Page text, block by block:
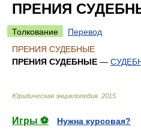
ПРЕНИЯ
Толкование
Перевод
ПРЕНИЯ СУДЕБНЫЕ
ПРЕНИЯ СУДЕБНЫЕ —
Юридическая энциклопедия 2015
Игры ⚽
Нужна курсовая?